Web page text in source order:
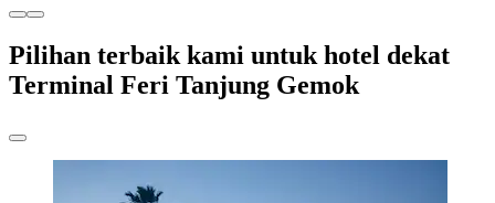
Pilihan terbaik kami untuk hotel dekat
Terminal Feri Tanjung Gemok